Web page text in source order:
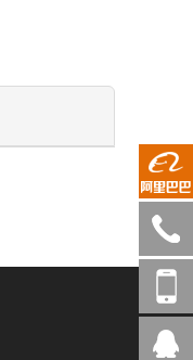
010-
在线